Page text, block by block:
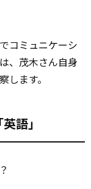
コミュニケーシ
、茂木さん自身
ます。
語」